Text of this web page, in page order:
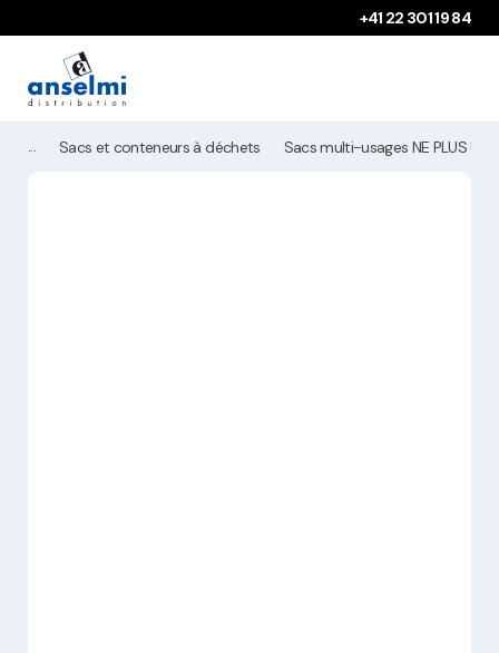
+41 22 301 19 84
Sacs et conteneurs à déchets Sacs multi-usages NE PLUS